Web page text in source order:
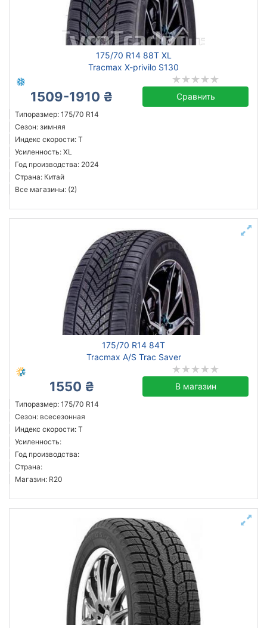
175/70 R14 88T XL
Tracmax X-privilo S130
1509-1910 ₴ Сравнить
Типоразмер: 175/70 R14
Сезон: зимняя
Индекс скорости: T
Усиленность: XL
Год производства: 2024
Страна: Китай
Все магазины: (2)
175/70 R14 84T
Tracmax A/S Trac Saver
1550 ₴ В магазин
Типоразмер: 175/70 R14
Сезон: всесезонная
Индекс скорости: T
Усиленность:
Год производства:
Страна:
Магазин: R20